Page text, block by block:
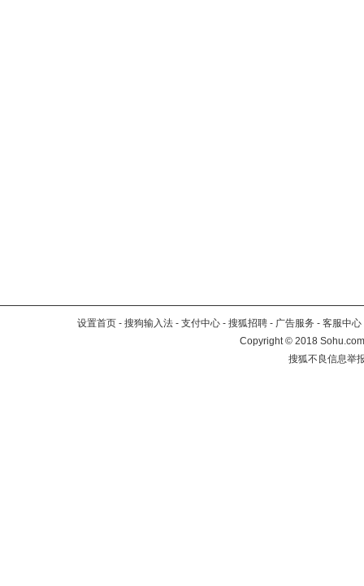
设置首页 - 搜狗输入法 - 支付中心 - 搜狐招聘 - 广告服务 - 客服中心
Copyright©2018
搜狐不良信息举